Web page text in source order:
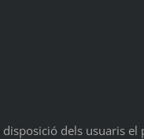
dels usuaris